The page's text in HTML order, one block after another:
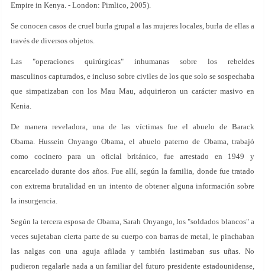
Empire in Kenya. - London: Pimlico, 2005).
Se conocen casos de cruel burla grupal a las mujeres locales, burla de ellas a
través de diversos objetos.
Las "operaciones quirúrgicas" inhumanas sobre los rebeldes
masculinos capturados, e incluso sobre civiles de los que solo se sospechaba
que simpatizaban con los Mau Mau, adquirieron un carácter masivo en
Kenia.
De manera reveladora, una de las víctimas fue el abuelo de Barack
Obama. Hussein Onyango Obama, el abuelo paterno de Obama, trabajó
como cocinero para un oficial británico, fue arrestado en 1949 y
encarcelado durante dos años. Fue allí, según la familia, donde fue tratado
con extrema brutalidad en un intento de obtener alguna información sobre
la insurgencia.
Según la tercera esposa de Obama, Sarah Onyango, los "soldados blancos" a
veces sujetaban cierta parte de su cuerpo con barras de metal, le pinchaban
las nalgas con una aguja afilada y también lastimaban sus uñas. No
pudieron regalarle nada a un familiar del futuro presidente estadounidense,